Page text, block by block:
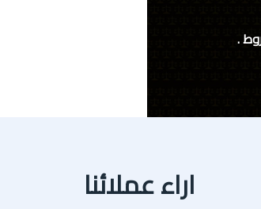
.
اراء عملائنا